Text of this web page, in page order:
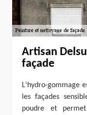
Artisan
façade
L'hydro-gommage
les façades
poudre et